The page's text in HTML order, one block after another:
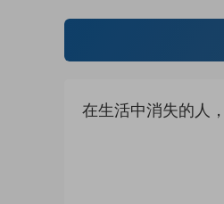
在生活中消失的人